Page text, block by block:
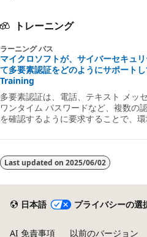
トレーニング
ラーニング パス
マイクロソフトが、サイバーセキュ
て多要素認証をどのようにサポート
Training
多要素認証は、電話、テキスト メッ
ワンタイム パスワードなど、複数の
を確認するように要求することで、
Microsoft オンライン サービスやリ
パスでは、サイバーセキュリティ ソ
認証を使用する方法の概要について
リティ向上に関する行政命令第3条に
状況を報告する)は、**2021年11月8
Last updated on 2025/06/02
日本語 プライバシーの選
AI 免責事項 以前のバージョン